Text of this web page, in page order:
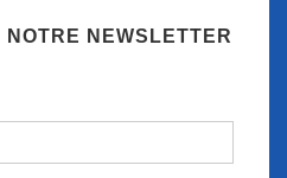
NEWSLETTER